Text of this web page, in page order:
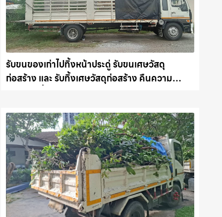
รับขนของเก่าไปทิ้งหน้าประดู่ รับขนเศษวัสดุ
ก่อสร้าง และ รับทิ้งเศษวัสดุก่อสร้าง คืนความ